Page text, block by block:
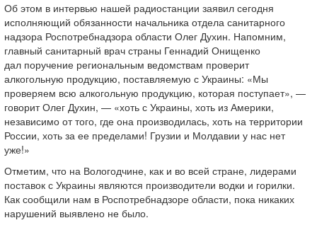
Об этом в интервью нашей радиостанции заявил сегодня
исполняющий обязанности начальника отдела санитарного
надзора Роспотребнадзора области Олег Духин. Напомним,
главный санитарный врач страны Геннадий Онищенко
дал поручение региональным ведомствам проверит
алкогольную продукцию, поставляемую с Украины: «Мы
проверяем всю алкогольную продукцию, которая поступает», —
говорит Олег Духин, — «хоть с Украины, хоть из Америки,
независимо от того, где она производилась, хоть на территории
России, хоть за ее пределами! Грузии и Молдавии у нас нет
уже!»
Отметим, что на Вологодчине, как и во всей стране, лидерами
поставок с Украины являются производители водки и горилки.
Как сообщили нам в Роспотребнадзоре области, пока никаких
нарушений выявлено не было.